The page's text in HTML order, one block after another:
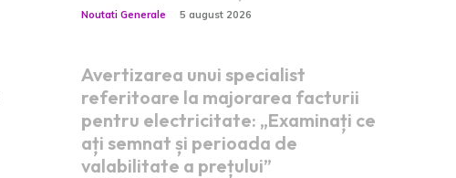
Noutati Generale 5 august 2026
Avertizarea unui specialist
referitoare la majorarea facturii
pentru electricitate: „Examinați ce
ați semnat și perioada de
valabilitate a prețului”